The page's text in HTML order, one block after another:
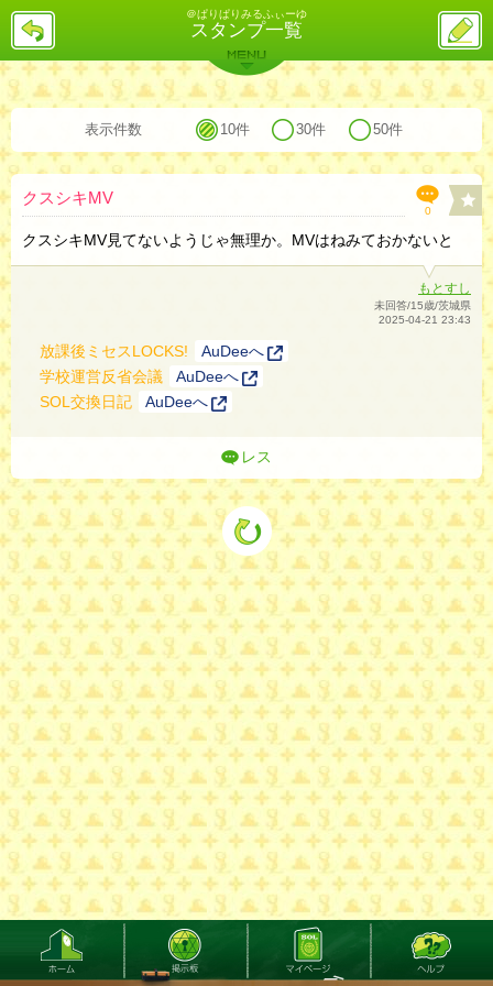
＠ぱりぱりみるふぃーゆ
スタンプ一覧
戻
ス
投
稿
バックナンバー 詳細検索 ランキング まとめ
MENU
表示件数 10件 30件 50件
0
クスシキMV
クスシキMV見てないようじゃ無理か。MVはねみておかないと
もとすし
未回答/15歳/茨城県
2025-04-21 23:43
放課後ミセスLOCKS!
AuDeeへ
学校運営反省会議
AuDeeへ
SOL交換日記
AuDeeへ
レス